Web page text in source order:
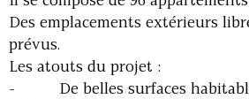
Des emplacements extérieurs
prévus.
Les atouts du projet :
- De belles surfaces habitables